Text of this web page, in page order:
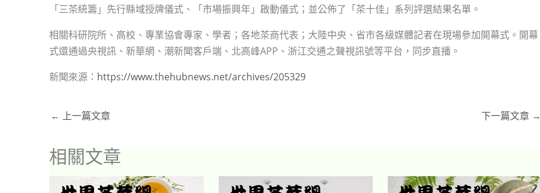
「三茶統籌」先行縣域授牌儀式、「市場振興年」啟動儀式；並公佈了「茶十佳」系列評選結果名單。
相關科研院所、高校、專業協會專家、學者；各地茶商代表；大陸中央、省市各級媒體記者在現場參加開幕式。開幕
式還通過央視訊、新華網、潮新聞客戶端、北高峰APP、浙江交通之聲視訊號等平台，同步直播。
新聞來源： https://www.thehubnews.net/archives/205329
← 上一篇文章 下一篇文章 →
相關文章